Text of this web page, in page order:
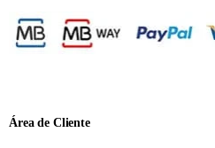
Área de Cliente